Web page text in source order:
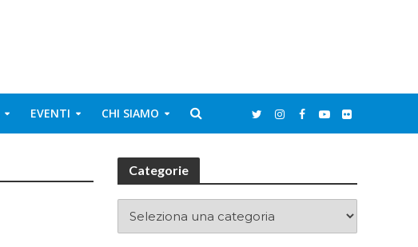
EVENTI CHI SIAMO
Categorie